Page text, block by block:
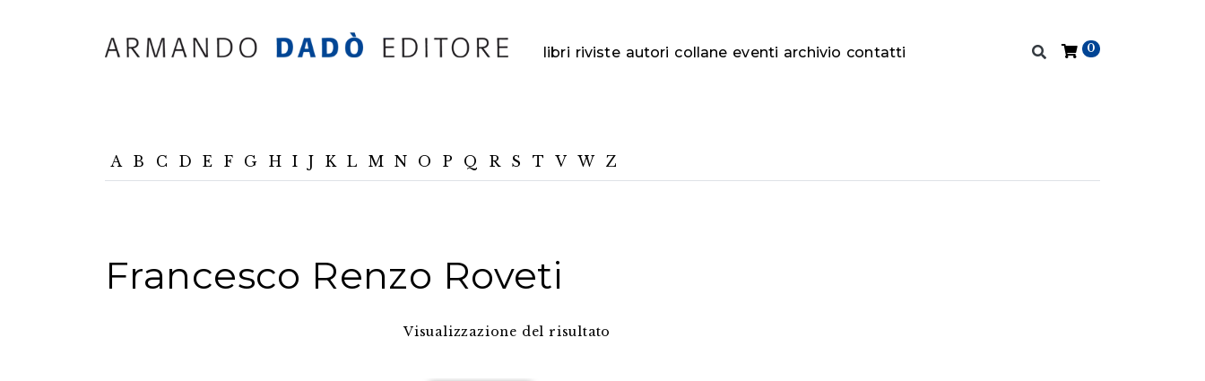
libri riviste autori collane eventi archivio contatti 0
A B C D E F G H I J K L M N O P Q R S T V W Z
Francesco Renzo Roveti
Visualizzazione del risultato